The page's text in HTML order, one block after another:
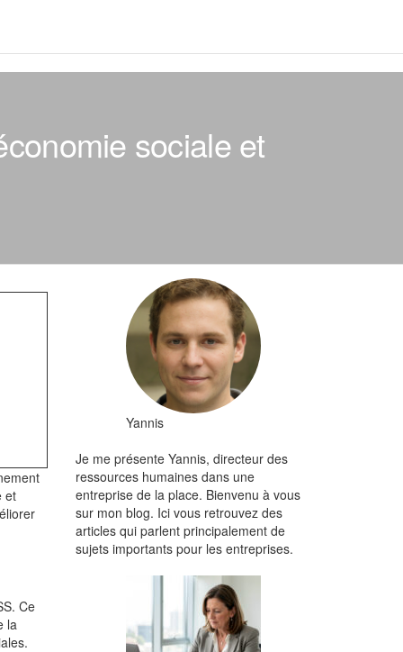
sociale et
et
Ce
la
Yannis
Je me présente Yannis, directeur des
ressources humaines dans une
entreprise de la place. Bienvenu à vous
sur mon blog. Ici vous retrouvez des
articles qui parlent principalement de
sujets importants pour les entreprises.